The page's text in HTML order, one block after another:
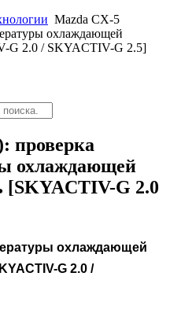
Mazda CX-5
охлаждающей
G 2.0 / SKYACTIV-G 2.5]
проверка
охлаждающей
[SKYACTIV-G 2.0
охлаждающей
G 2.0 /